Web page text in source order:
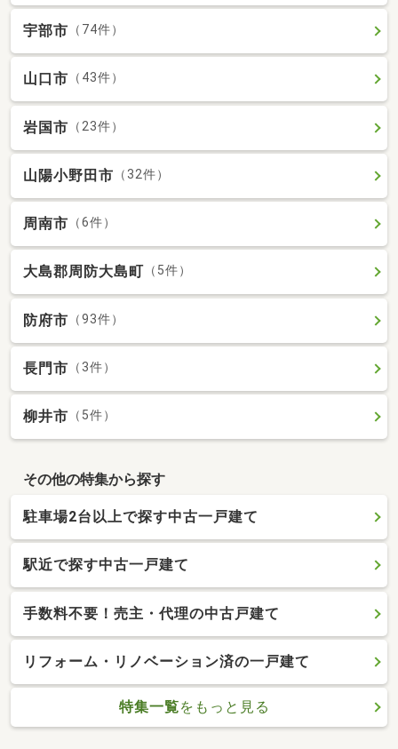
宇部市 （74件）
山口市 （43件）
岩国市 （23件）
山陽小野田市 （32件）
周南市 （6件）
大島郡周防大島町 （5件）
防府市 （93件）
長門市 （3件）
柳井市 （5件）
その他の特集から探す
駐車場2台以上で探す中古一戸建て
駅近で探す中古一戸建て
手数料不要！売主・代理の中古戸建て
リフォーム・リノベーション済の一戸建て
特集一覧をもっと見る